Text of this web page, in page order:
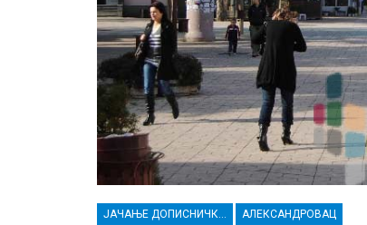
ЈАЧАЊЕ ДОПИСНИЧКЕ МРЕЖЕ НЕЗАВИСНИХ МЕДИЈА У РАСИНСКОМ ОКРУГУ АЛЕКСАНДРОВАЦ